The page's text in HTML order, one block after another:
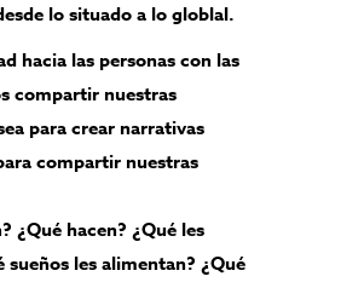
lo situado a lo globlal.
hacia las personas con las
compartir nuestras
para crear narrativas
compartir nuestras
¿Qué hacen? ¿Qué les
sueños les alimentan? ¿Qué